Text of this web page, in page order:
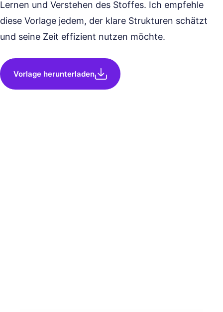
Lernen und Verstehen des Stoffes. Ich empfehle
diese Vorlage jedem, der klare Strukturen schätzt
und seine Zeit effizient nutzen möchte.
Vorlage herunterladen